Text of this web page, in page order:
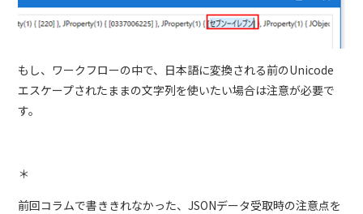
もし、ワークフローの中で、日本語に変換される前のUnicode
エスケープされたままの文字列を使いたい場合は注意が必要で
す。
＊
前回コラムで書ききれなかった、JSONデータ受取時の注意点を